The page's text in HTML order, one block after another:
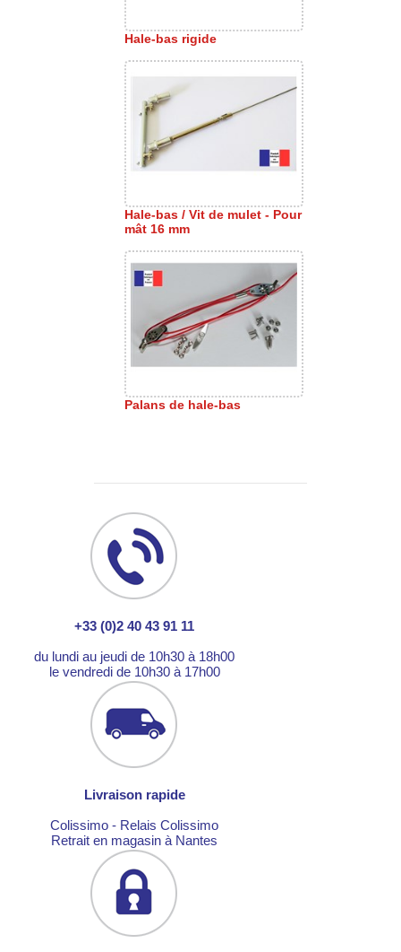
Hale-bas rigide
Hale-bas / Vit de mulet - Pour
mât 16 mm
Palans de hale-bas
+33 (0)2 40 43 91 11
du lundi au jeudi de 10h30 à 18h00
le vendredi de 10h30 à 17h00
Livraison rapide
Colissimo - Relais Colissimo
Retrait en magasin à Nantes